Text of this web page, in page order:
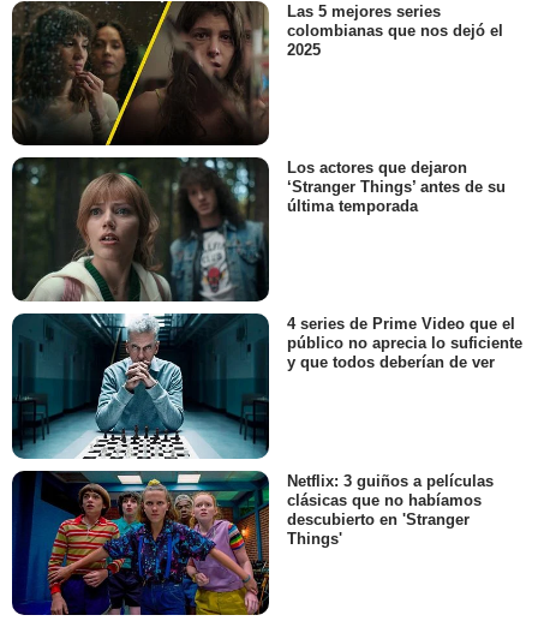
Las 5 mejores series
colombianas que nos dejó el
2025
Los actores que dejaron
‘Stranger Things’ antes de su
última temporada
4 series de Prime Video que el
público no aprecia lo suficiente
y que todos deberían de ver
Netflix: 3 guiños a películas
clásicas que no habíamos
descubierto en 'Stranger
Things'